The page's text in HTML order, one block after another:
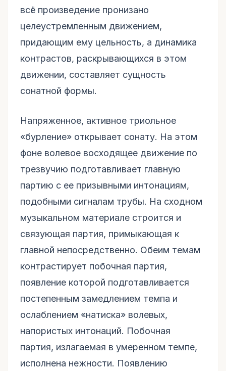
всё произведение пронизано
целеустремленным движением,
придающим ему цельность, а динамика
контрастов, раскрывающихся в этом
движении, составляет сущность
сонатной формы.
Напряженное, активное триольное
«бурление» открывает сонату. На этом
фоне волевое восходящее движение по
трезвучию подготавливает главную
партию с ее призывными интонациям,
подобными сигналам трубы. На сходном
музыкальном материале строится и
связующая партия, примыкающая к
главной непосредственно. Обеим темам
контрастирует побочная партия,
появление которой подготавливается
постепенным замедлением темпа и
ослаблением «натиска» волевых,
напористых интонаций. Побочная
партия, излагаемая в умеренном темпе,
исполнена нежности. Появлению